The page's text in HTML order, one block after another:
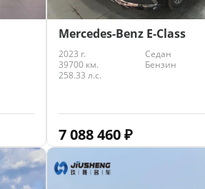
Mercedes-Benz E-Class
2023 г.
Седан
39700 км.
Бензин
258.33 л.с.
7 088 460₽